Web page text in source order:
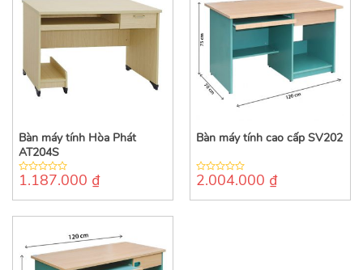
Bàn máy tính Hòa Phát
AT204S
0
of
1.187.000 ₫
Bàn máy tính cao cấp SV202
0
of
2.004.000 ₫